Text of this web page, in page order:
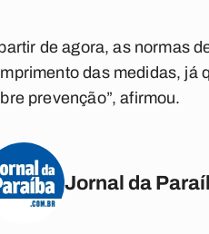
de agora, as normas
das medidas, já
prevenção”, afirmou.
Jornal da